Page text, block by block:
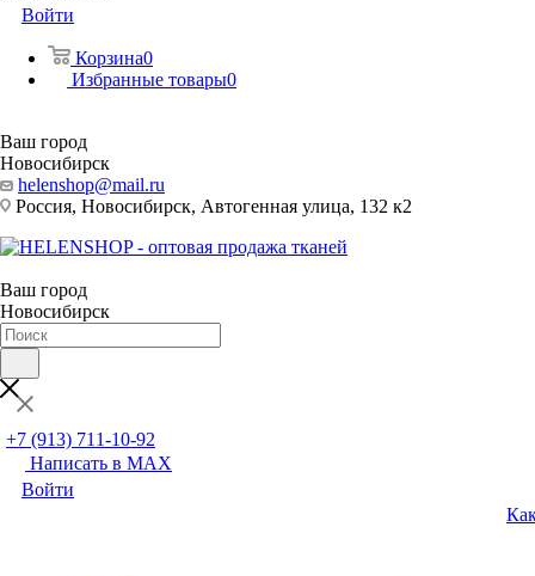
Войти
Корзина0
Избранные товары0
Ваш город
Новосибирск
helenshop@mail.ru
Россия, Новосибирск, Автогенная улица, 132 к2
Ваш город
Новосибирск
+7 (913) 711-10-92
Написать в MAX
Войти